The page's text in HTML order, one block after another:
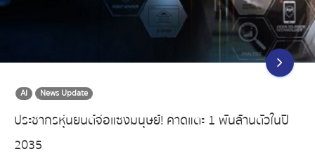
AI News Update
ประชากรหุ่นยนต์จ่อแซงมนุษย์! คาดแตะ 1 พันล้านตัวในปี
2035